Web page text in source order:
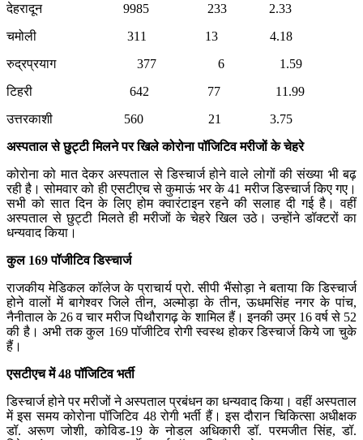
देहरादून 9985 233 2.33
चमोली 311 13 4.18
रुद्रप्रयाग 377 6 1.59
टिहरी 642 77 11.99
उत्तरकाशी 560 21 3.75
अस्पताल से छुट्टी मिलने पर खिले कोरोना पॉजिटिव मरीजों के चेहरे
कोरोना को मात देकर अस्पताल से डिस्चार्ज होने वाले लोगों की संख्या भी बढ़
रही है। सोमवार को ही एसटीएच से कुमाऊं भर के 41 मरीज डिस्चार्ज किए गए।
सभी को सात दिन के लिए होम क्वारंटाइन रहने की सलाह दी गई है। वहीं
अस्पताल से छुट्टी मिलते ही मरीजों के चेहरे खिल उठे। उन्होंने डॉक्टरों का
धन्यवाद किया।
कुल 169 पॉजीटिव डिस्चार्ज
राजकीय मेडिकल कॉलेज के प्राचार्य प्रो. सीपी भैंसोड़ा ने बताया कि डिस्चार्ज
होने वालों में बागेश्वर जिले तीन, अल्मोड़ा के तीन, ऊधमसिंह नगर के पांच,
नैनीताल के 26 व चार मरीज पिथौरागढ़ के शामिल हैं। इनकी उम्र 16 वर्ष से 52
की है। अभी तक कुल 169 पॉजीटिव रोगी स्वस्थ होकर डिस्चार्ज किये जा चुके
हैं।
एसटीएच में 48 पॉजि‍टिव भर्ती
डिस्चार्ज होने पर मरीजों ने अस्पताल प्रबंधन का धन्यवाद किया। वहीं अस्पताल
में इस समय कोरोना पॉजिटिव 48 रोगी भर्ती हैं। इस दौरान चिकित्सा अधीक्षक
डॉ. अरूण जोशी, कोविड-19 के नोडल अधिकारी डॉ. परमजीत सिंह, डॉ.